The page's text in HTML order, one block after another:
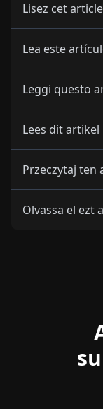
Lisez cet
Lea este
Leggi questo
Lees dit artikel
Przeczytaj ten
Olvassa el ezt